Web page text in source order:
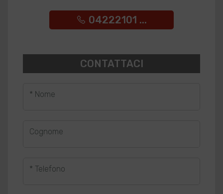
04222101 ...
CONTATTACI
* Nome
Cognome
* Telefono